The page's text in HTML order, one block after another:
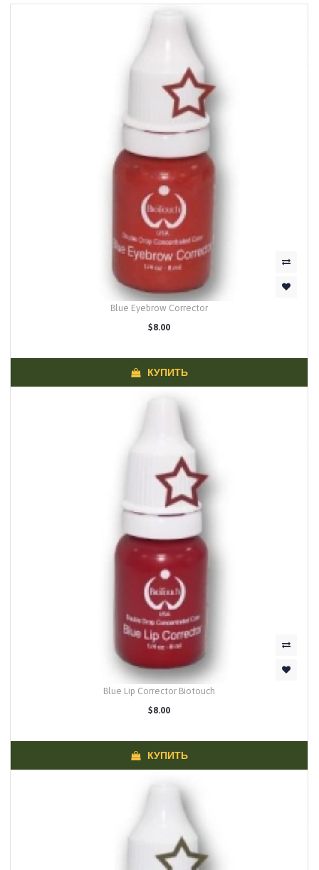
Blue Eyebrow Corrector
$8.00
КУПИТЬ
Blue Lip Corrector Biotouch
$8.00
КУПИТЬ